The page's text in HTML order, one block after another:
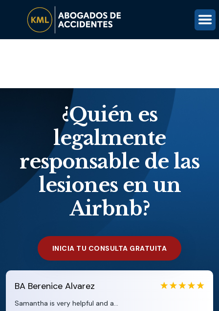
OBTÉN UNA REVISIÓN GRATUITA DEL CASO
¿Quién es
legalmente
responsable de las
lesiones en un
Airbnb?
INICIA TU CONSULTA GRATUITA
EB Eboni Bowie
Clara extremely helpful and ve...